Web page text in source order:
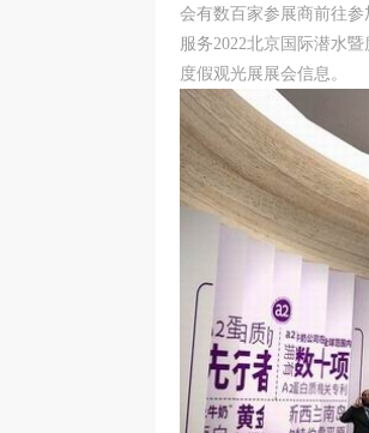
会有数百家参展商前往
服务2022北京国际潜水
度假观光展展会信息。